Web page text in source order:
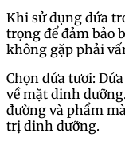
Khi sử dụng dứa
trọng để đảm bảo
không gặp phải
Chọn dứa tươi:
về mặt dinh
đường và phẩm
trị dinh dưỡng.